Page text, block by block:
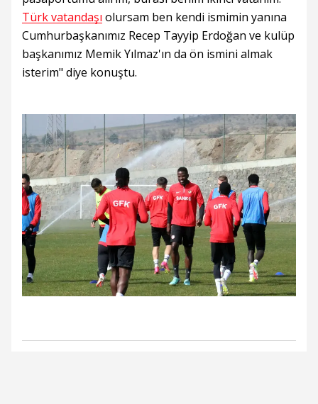
Türk vatandaşı olursam ben kendi ismimin yanına
Cumhurbaşkanımız Recep Tayyip Erdoğan ve kulüp
başkanımız Memik Yılmaz'ın da ön ismini almak
isterim" diye konuştu.